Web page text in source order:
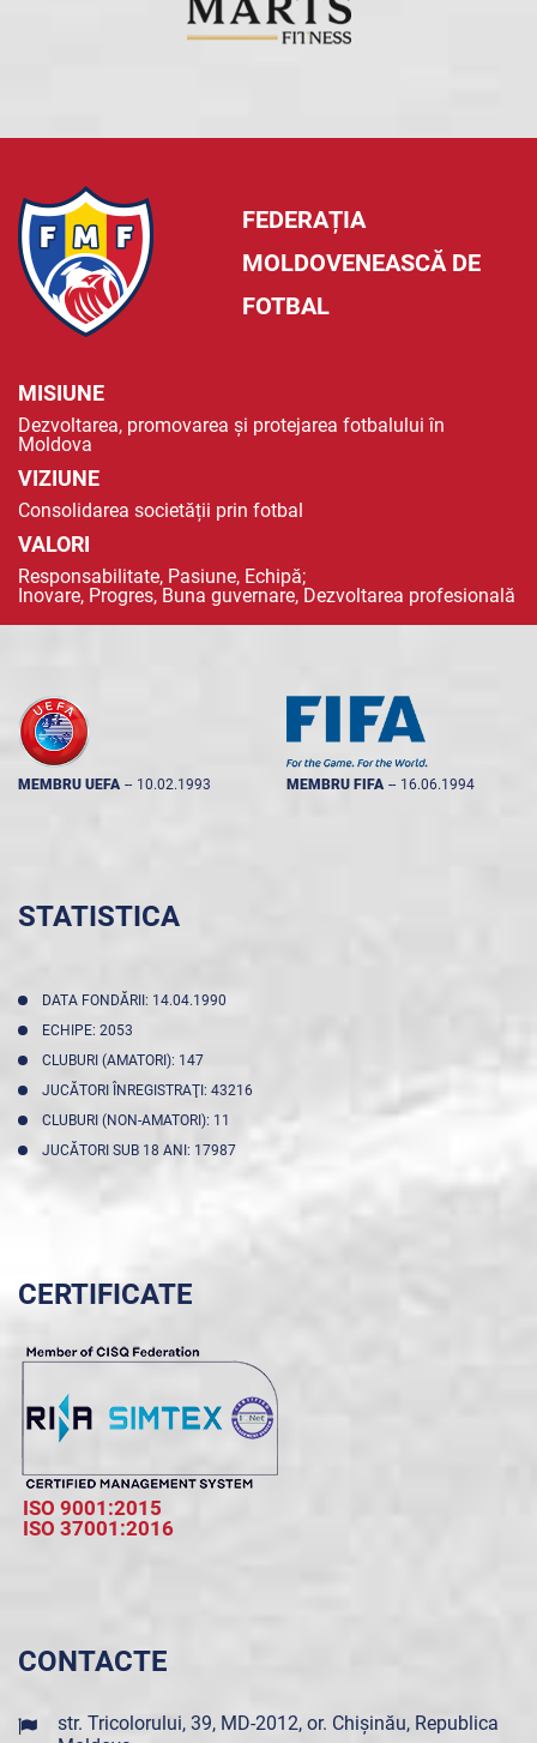
FEDERAȚIA
MOLDOVENEASCĂ DE
FOTBAL
MISIUNE
Dezvoltarea, promovarea și protejarea fotbalului în
Moldova
VIZIUNE
Consolidarea societății prin fotbal
VALORI
Responsabilitate, Pasiune, Echipă;
Inovare, Progres, Buna guvernare, Dezvoltarea profesională
MEMBRU UEFA -- 10.02.1993 MEMBRU FIFA -- 16.06.1994
STATISTICA
DATA FONDĂRII: 14.04.1990
ECHIPE: 2053
CLUBURI (AMATORI): 147
JUCĂTORI ÎNREGISTRAŢI: 43216
CLUBURI (NON-AMATORI): 11
JUCĂTORI SUB 18 ANI: 17987
CERTIFICATE
ISO 9001:2015
ISO 37001:2016
CONTACTE
str. Tricolorului, 39, MD-2012, or. Chișinău, Republica